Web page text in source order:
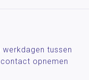
tussen
opnemen